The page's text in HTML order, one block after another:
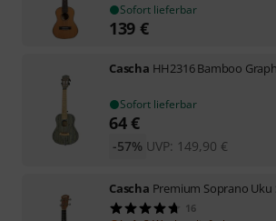
Sofort lieferbar
139 €
Cascha HH2316 Bamboo
Sofort lieferbar
64€
UVP: 149,90 €
-57%
Cascha Premium Soprano Uku
16